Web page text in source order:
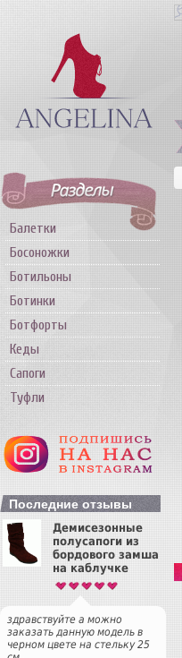
Балетки
Босоножки
Ботильоны
Ботинки
Ботфорты
Кеды
Сапоги
Туфли
Последние отзывы
Демисезонные
полусапоги из
бордового замша
на каблучке
здравствуйте а можно
заказать данную модель в
черном цвете на стельку 25